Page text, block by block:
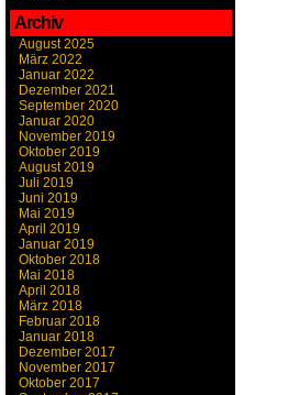
Archiv
August 2025
März 2022
Januar 2022
Dezember 2021
September 2020
Januar 2020
November 2019
Oktober 2019
August 2019
Juli 2019
Juni 2019
Mai 2019
April 2019
Januar 2019
Oktober 2018
Mai 2018
April 2018
März 2018
Februar 2018
Januar 2018
Dezember 2017
November 2017
Oktober 2017